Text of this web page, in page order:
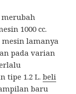
1000 cc.
lamanya
pada varian
tipe 1.2 L.beli
baru